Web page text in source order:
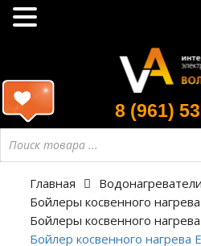
8 (961)
Главная
Водонагреватели
Бойлеры косвенного нагрева
Бойлеры косвенного нагрева
Бойлер косвенного нагрева